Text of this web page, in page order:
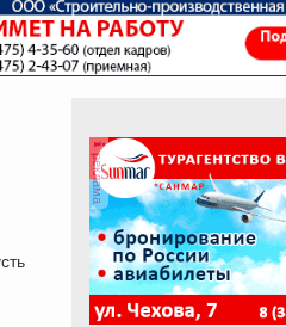
реклама